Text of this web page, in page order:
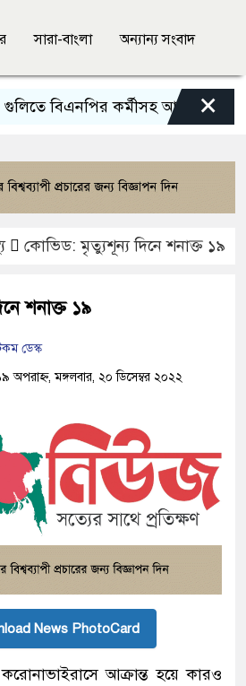
সারা-বাংলা অন্যান্য সংবাদ
বিএনপির কর্মীসহ আহত ২ শেখ
×
কোভিড: মৃত্যুশূন্য দিনে শনাক্ত ১৯
শনাক্ত ১৯
ডেস্ক
মঙ্গলবার, ২০ ডিসেম্বর ২০২২
News PhotoCard
আক্রান্ত হয়ে কারও